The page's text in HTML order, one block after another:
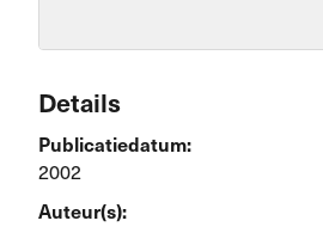
Details
Publicatiedatum:
2002
Auteur(s):